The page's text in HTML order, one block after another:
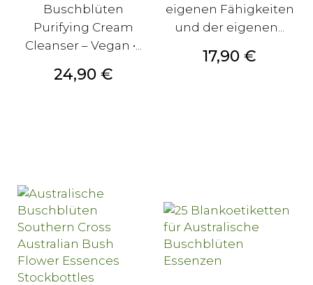
Buschblüten
Purifying Cream
Cleanser – Vegan •...
Preis
24,90 €
eigenen Fähigkeiten
und der eigenen...
Preis
17,90 €